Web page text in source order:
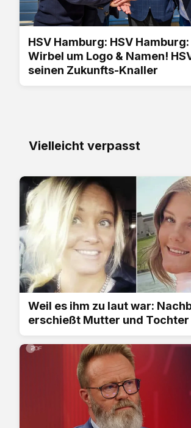
HSV Hamburg: HSV
Wirbel um Logo & Namen!
seinen Zukunfts-Knaller
Vielleicht verpasst
Weil es ihm zu laut war:
erschießt Mutter und Tochter